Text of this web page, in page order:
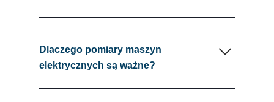
Dlaczego pomiary maszyn
elektrycznych są ważne?